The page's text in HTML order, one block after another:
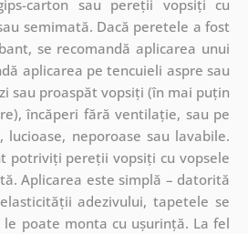
carton sau pereții vopsiți cu
semimată. Dacă peretele a fost
se recomandă aplicarea unui
aplicarea pe tencuieli aspre sau
sau proaspăt vopsiți (în mai puțin
încăperi fără ventilație, sau pe
lucioase, neporoase sau lavabile.
potriviți pereții vopsiți cu vopsele
Aplicarea este simplă – datorită
adezivului, tapetele se
poate monta cu ușurință. La fel